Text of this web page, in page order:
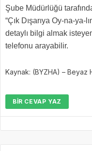
Şube Müdürlüğü
“Çık Dışarıya Oy-na-ya-
detaylı bilgi almak
telefonu arayabilir.
Kaynak: (BYZHA) – Beyaz
BIR CEVAP YAZ